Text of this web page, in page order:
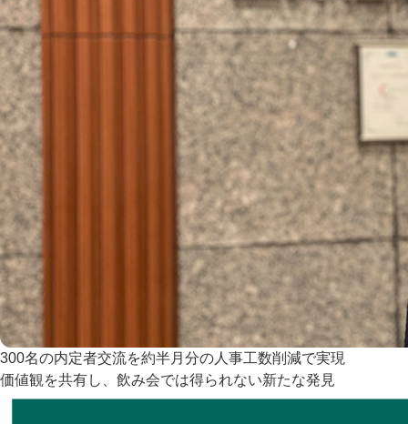
300名の内定者交流を約半月分の人事工数削減で実現
価値観を共有し、飲み会では得られない新たな発見